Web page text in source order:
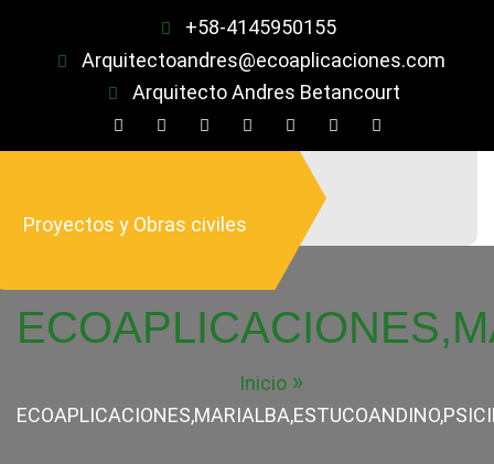
contenido
+58-4145950155
Arquitectoandres@ecoaplicaciones.com
Arquitecto Andres Betancourt
Proyectos y Obras civiles
Inicio